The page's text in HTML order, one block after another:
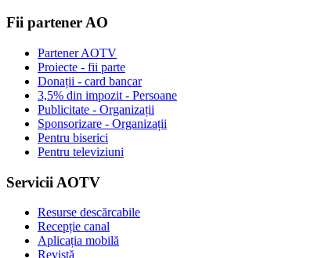
Fii partener AO
Partener AOTV
Proiecte - fii parte
Donații - card bancar
3,5% din impozit - Persoane
Publicitate - Organizații
Sponsorizare - Organizații
Pentru biserici
Pentru televiziuni
Servicii AOTV
Resurse descărcabile
Recepție canal
Aplicația mobilă
Revistă